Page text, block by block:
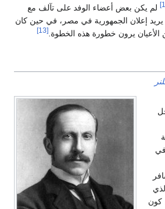
لم يكن بعض أعضاء الوفد على تآلف مع
إعلان الجمهورية في مصر، في حين كان
يرون خطورة هذه الخطوة. [13]
الذي
كون